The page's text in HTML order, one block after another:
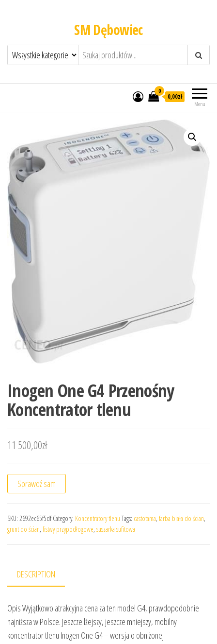
SM Dębowiec
Menu
0
0,00zł
Inogen One G4 Przenośny
Koncentrator tlenu
11 500,00zł
Sprawdź sam
SKU: 2692ec65f5df Category: Koncentratory tlenu Tags: castotama, farba biała do ścian,
grunt do ścian, listwy przypodłogowe, suszarka sufitowa
DESCRIPTION
Opis Wyjątkowo atrakcyjna cena za ten model G4, prawdopodobnie
najniższa w Polsce. Jeszcze lżejszy, jeszcze mniejszy, mobilny
koncentrator tlenu Inogen One G4 – wersja o obniżonej